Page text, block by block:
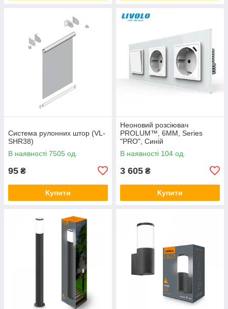
Система рулонних штор (VL-
SHR38)
В наявності 7505 од.
95 ₴
Купити
Неоновий розсіювач
PROLUM™, 6ММ, Series
"PRO", Синій
В наявності 104 од.
3 605 ₴
Купити